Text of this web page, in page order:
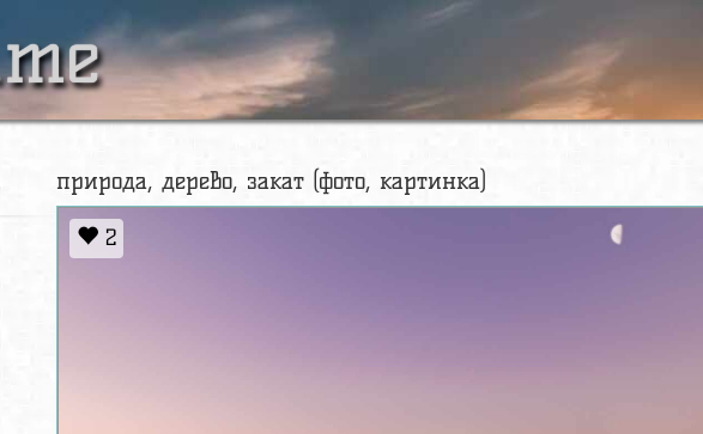
природа, дерево, закат (фото, картинка)
2